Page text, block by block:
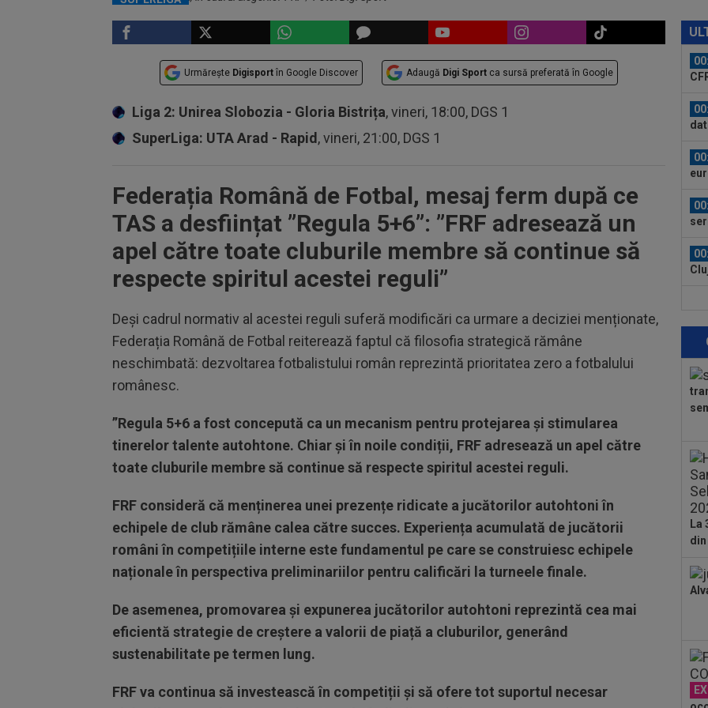
Urmărește Digisport în Google Discover Adaugă Digi Sport ca sursă preferată în Google
Liga 2: Unirea Slobozia - Gloria Bistrița, vineri, 18:00, DGS 1
SuperLiga: UTA Arad - Rapid , vineri, 21:00, DGS 1
Federația Română de Fotbal, mesaj ferm după ce
TAS a desființat ”Regula 5+6”: ”FRF adresează un
apel către toate cluburile membre să continue să
respecte spiritul acestei reguli”
Deși cadrul normativ al acestei reguli suferă modificări ca urmare a deciziei menționate,
Federația Română de Fotbal reiterează faptul că filosofia strategică rămâne
neschimbată: dezvoltarea fotbalistului român reprezintă prioritatea zero a fotbalului
românesc.
”Regula 5+6 a fost concepută ca un mecanism pentru protejarea și stimularea
tinerelor talente autohtone. Chiar și în noile condiții, FRF adresează un apel către
toate cluburile membre să continue să respecte spiritul acestei reguli.
FRF consideră că menținerea unei prezențe ridicate a jucătorilor autohtoni în
echipele de club rămâne calea către succes. Experiența acumulată de jucătorii
români în competițiile interne este fundamentul pe care se construiesc echipele
naționale în perspectiva preliminariilor pentru calificări la turneele finale.
De asemenea, promovarea și expunerea jucătorilor autohtoni reprezintă cea mai
eficientă strategie de creștere a valorii de piață a cluburilor, generând
sustenabilitate pe termen lung.
FRF va continua să investească în competiții și să ofere tot suportul necesar
ți
se
pe
ți
La